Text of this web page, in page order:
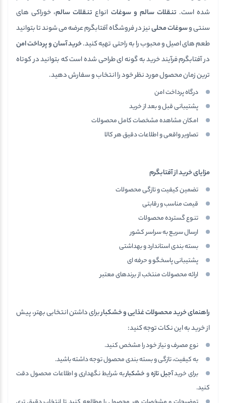
شده است. تنقلات سالم و سوغات انواع تنقلات سالم، خوراکی های
سنتی وسوغات محلینیز در فروشگاه آفتابگرم عرضه می شوند تا بتوانید
طعم های اصیل و محبوب را به راحتی تهیه کنید.خرید آسان و پرداخت امن
در آفتابگرم فرآیند خرید به گونه ای طراحی شده است که بتوانید در کوتاه
ترین زمان محصول مورد نظر خود را انتخاب و سفارش دهید.
درگاه پرداخت امن
پشتیبانی قبل و بعد از خرید
امکان مشاهده مشخصات کامل محصولات
تصاویر واقعی و اطلاعات دقیق هر کالا
مزایای خرید از آفتابگرم
تضمین کیفیت و تازگی محصولات
قیمت مناسب و رقابتی
تنوع گسترده محصولات
ارسال سریع به سراسر کشور
بسته بندی استاندارد و بهداشتی
پشتیبانی پاسخگو و حرفه ای
ارائه محصولات منتخب از برندهای معتبر
راهنمای خرید محصولات غذایی و خشکباربرای داشتن انتخابی بهتر، پیش
از خرید به این نکات توجه کنید:
نوع مصرف و نیاز خود را مشخص کنید.
به کیفیت، تازگی و بسته بندی محصول توجه داشته باشید.
برای خریدآجیل تازهوخشکباربه شرایط نگهداری و اطلاعات محصول دقت
کنید.